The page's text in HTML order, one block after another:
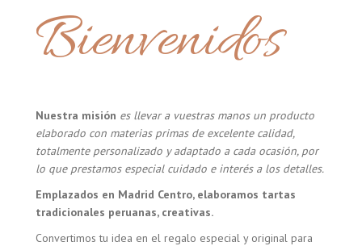
Bienvenidos
Nuestra misión es llevar a vuestras manos un producto
elaborado con materias primas de excelente calidad,
totalmente personalizado y adaptado a cada ocasión, por
lo que prestamos especial cuidado e interés a los detalles.
Emplazados en Madrid Centro, elaboramos tartas
tradicionales peruanas, creativas.
Convertimos tu idea en el regalo especial y original para